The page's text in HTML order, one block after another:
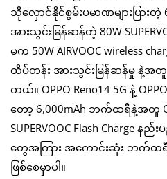
သိုလှောင်နိုင်စွမ်းပမာဏများပြာ
အားသွင်းမြန်ဆန်တဲ့ 80W
မက 50W AIRVOOC wireless
ထိပ်တန်း အားသွင်းမြန်ဆန်မှု နဲ့အတူ
တယ်။ OPPO Reno14 5G နဲ့
တော့ 6,000mAh ဘက်ထရီနဲ့အတူ
SUPERVOOC Flash Charge
တွေအကြား အကောင်းဆုံး ဘက်ထ
ဖြစ်စေမှာပါ။